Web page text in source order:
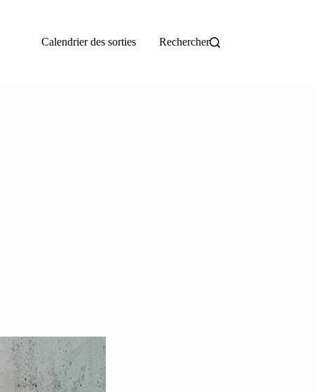
Calendrier des sorties Rechercher